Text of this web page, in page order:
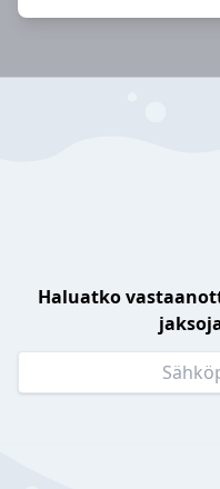
Haluatko